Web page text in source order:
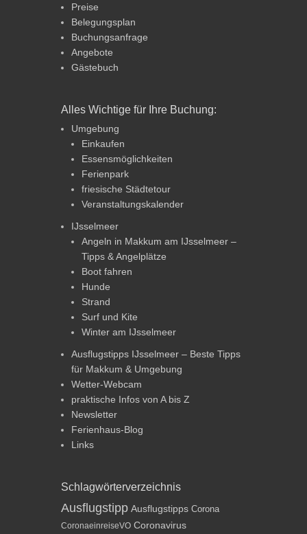
Preise
Belegungsplan
Buchungsanfrage
Angebote
Gästebuch
Alles Wichtige für Ihre Buchung:
Umgebung
Einkaufen
Essensmöglichkeiten
Ferienpark
friesische Städtetour
Veranstaltungskalender
IJsselmeer
Angeln in Makkum am IJsselmeer –
Tipps & Angelplätze
Boot fahren
Hunde
Strand
Surf und Kite
Winter am IJsselmeer
Ausflugstipps IJsselmeer – Beste Tipps
für Makkum & Umgebung
Wetter-Webcam
praktische Infos von A bis Z
Newsletter
Ferienhaus-Blog
Links
Schlagwörterverzeichnis
Ausflugstipp Ausflugstipps Corona
CoronaeinreiseVO Coronavirus